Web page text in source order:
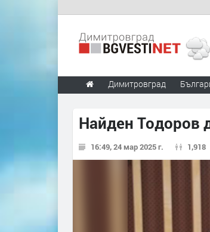
Димитровград
Найден Тодоров
16:49, 24 мар 2025 г. 1,918